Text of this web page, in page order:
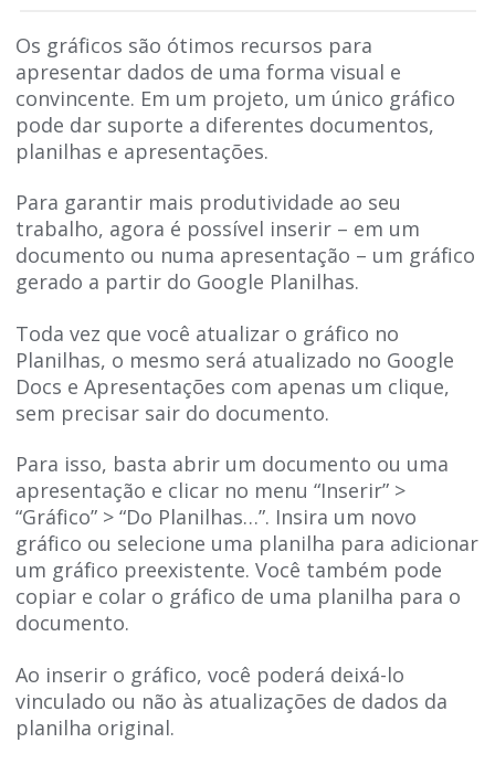
Os gráficos são ótimos recursos para
apresentar dados de uma forma visual e
convincente. Em um projeto, um único gráfico
pode dar suporte a diferentes documentos,
planilhas e apresentações.
Para garantir mais produtividade ao seu
trabalho, agora é possível inserir – em um
documento ou numa apresentação – um gráfico
gerado a partir do Google Planilhas.
Toda vez que você atualizar o gráfico no
Planilhas, o mesmo será atualizado no Google
Docs e Apresentações com apenas um clique,
sem precisar sair do documento.
Para isso, basta abrir um documento ou uma
apresentação e clicar no menu “Inserir” >
“Gráfico” > “Do Planilhas…”. Insira um novo
gráfico ou selecione uma planilha para adicionar
um gráfico preexistente. Você também pode
copiar e colar o gráfico de uma planilha para o
documento.
Ao inserir o gráfico, você poderá deixá-lo
vinculado ou não às atualizações de dados da
planilha original.